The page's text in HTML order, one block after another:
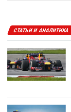
СТАТЬИ И АНАЛИТИКА